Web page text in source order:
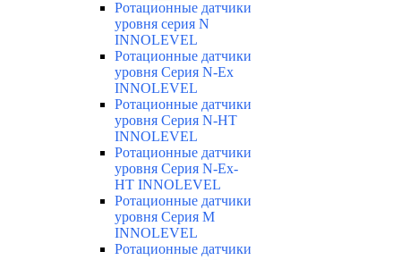
Ротационные датчики
уровня серия N
INNOLEVEL
Ротационные датчики
уровня Серия N-Ex
INNOLEVEL
Ротационные датчики
уровня Серия N-HT
INNOLEVEL
Ротационные датчики
уровня Серия N-Ex-
HT INNOLEVEL
Ротационные датчики
уровня Серия M
INNOLEVEL
Ротационные датчики